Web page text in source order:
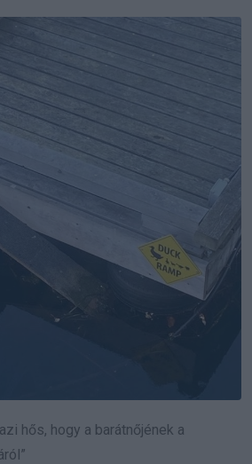
hős, hogy a barátnőjének a